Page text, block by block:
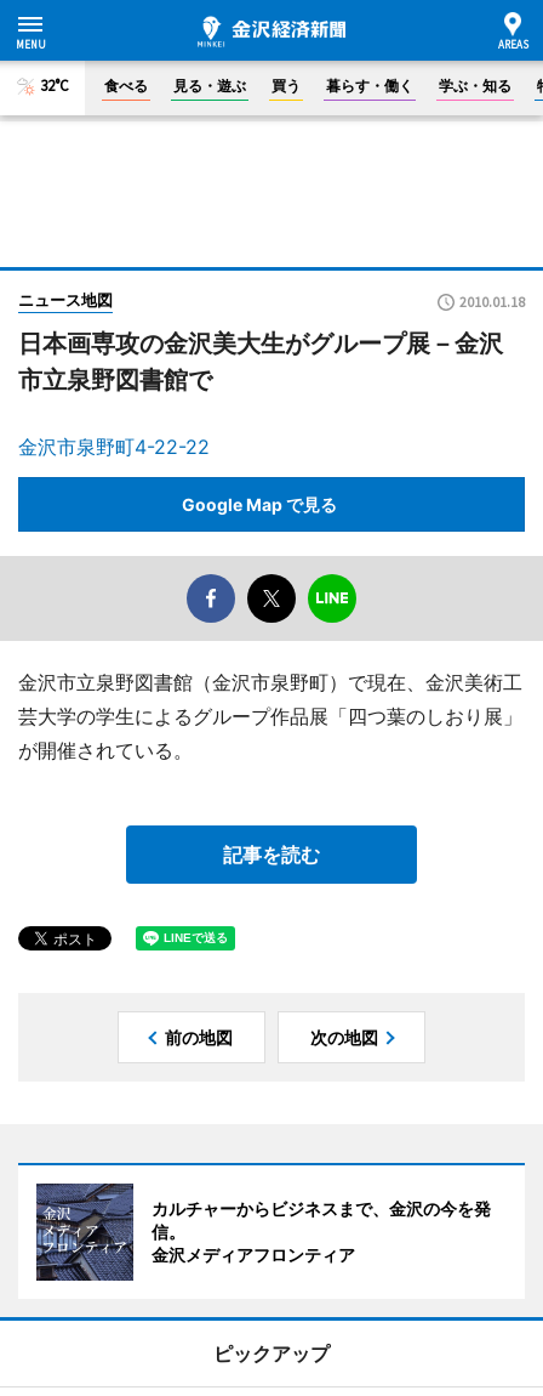
32°C 食べる 見る・遊ぶ 買う 暮らす・働く 学ぶ・知る
ニュース地図 2010.01.18
日本画専攻の金沢美大生がグループ展－金沢
市立泉野図書館で
金沢市泉野町4-22-22
Google Map で見る
金沢市立泉野図書館（金沢市泉野町）で現在、金沢美術工
芸大学の学生によるグループ作品展「四つ葉のしおり展」
が開催されている。
記事を読む
前の地図 次の地図
カルチャーからビジネスまで、金沢の今を発
信。
金沢メディアフロンティア
ピックアップ